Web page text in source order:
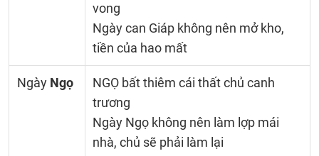
vong
Ngày can Giáp không nên mở kho,
tiền của hao mất
Ngày Ngọ
NGỌ bất thiêm cái thất chủ canh
trương
Ngày Ngọ không nên làm lợp mái
nhà, chủ sẽ phải làm lại